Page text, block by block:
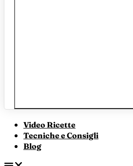
Video Ricette
Tecniche e Consigli
Blog